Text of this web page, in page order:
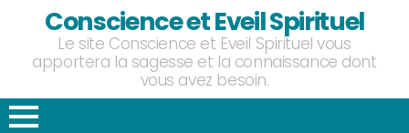
Conscience et Eveil Spirituel
Le site Conscience et Eveil Spirituel vous
apportera la sagesse et la connaissance dont
vous avez besoin.